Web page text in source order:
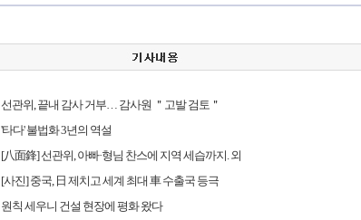
선관위, 끝내 감사 거부… 감사원 ＂고발 검토＂
'타다' 불법화 3년의 역설
[八面鋒] 선관위, 아빠·형님 찬스에 지역 세습까지. 외
[사진] 중국, 日 제치고 세계 최대 車 수출국 등극
원칙 세우니 건설 현장에 평화 왔다